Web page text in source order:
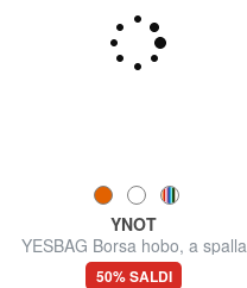
YNOT
YESBAG Borsa hobo, a spalla
50% SALDI